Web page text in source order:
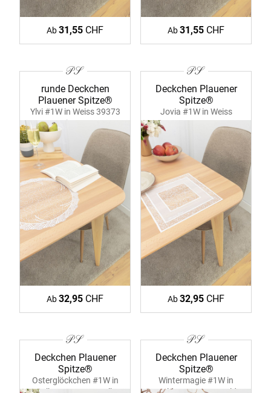
Ab31,55 CHF Ab31,55 CHF
runde Deckchen
Plauener Spitze®
Ylvi #1W in Weiss 39373
weiss-ecru
Ab32,95 CHF
Deckchen Plauener
Spitze®
Jovia #1W in Weiss
39378 ecru
Ab32,95 CHF
Deckchen Plauener
Spitze®
Osterglöckchen #1W in
Deckchen Plauener
Spitze®
Wintermagie #1W in